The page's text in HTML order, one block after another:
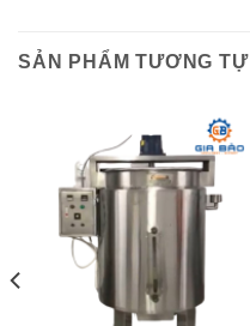
SẢN PHẨM TƯƠNG TỰ